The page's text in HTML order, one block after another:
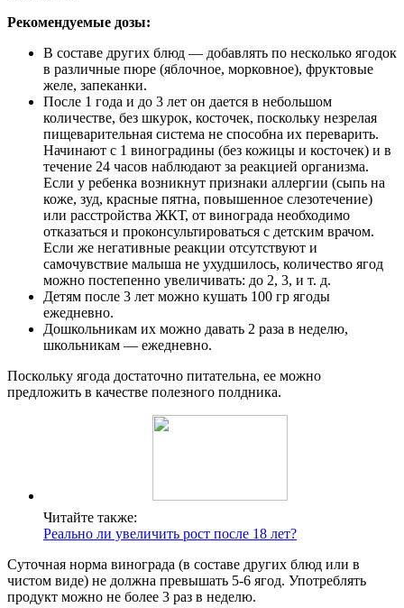
Рекомендуемые дозы:
В составе других блюд — добавлять по несколько ягодок
в различные пюре (яблочное, морковное), фруктовые
желе, запеканки.
После 1 года и до 3 лет он дается в небольшом
количестве, без шкурок, косточек, поскольку незрелая
пищеварительная система не способна их переварить.
Начинают с 1 виноградины (без кожицы и косточек) и в
течение 24 часов наблюдают за реакцией организма.
Если у ребенка возникнут признаки аллергии (сыпь на
коже, зуд, красные пятна, повышенное слезотечение)
или расстройства ЖКТ, от винограда необходимо
отказаться и проконсультироваться с детским врачом.
Если же негативные реакции отсутствуют и
самочувствие малыша не ухудшилось, количество ягод
можно постепенно увеличивать: до 2, 3, и т. д.
Детям после 3 лет можно кушать 100 гр ягоды
ежедневно.
Дошкольникам их можно давать 2 раза в неделю,
школьникам — ежедневно.
Поскольку ягода достаточно питательна, ее можно
предложить в качестве полезного полдника.
Читайте также:
Реально ли увеличить рост после 18 лет?
Суточная норма винограда (в составе других блюд или в
чистом виде) не должна превышать 5-6 ягод. Употреблять
продукт можно не более 3 раз в неделю.